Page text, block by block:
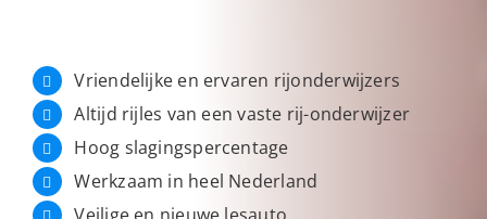
Vriendelijke en ervaren rijonderwijzers
Altijd rijles van een vaste rij-onderwijzer
Hoog slagingspercentage
Werkzaam in heel Nederland